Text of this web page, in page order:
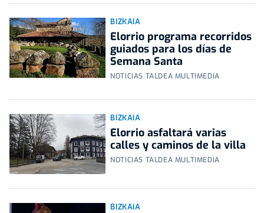
BIZKAIA
Elorrio programa recorridos
guiados para los días de
Semana Santa
NOTICIAS TALDEA MULTIMEDIA
BIZKAIA
Elorrio asfaltará varias
calles y caminos de la villa
NOTICIAS TALDEA MULTIMEDIA
BIZKAIA